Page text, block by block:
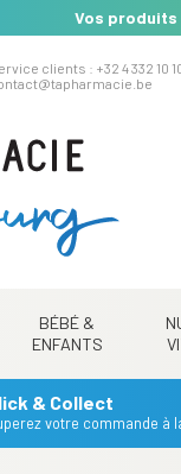
Vos produits
clients : +32 4 332 10
@tapharmacie.be
BÉBÉ &
ENFANTS
& Collect
votre commande à